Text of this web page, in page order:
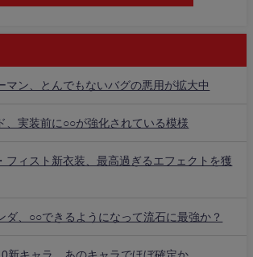
マン、とんでもないバグの悪用が拡大中
、実装前に○○が強化されている模様
フィスト新衣装、最高過ぎるエフェクトを獲
ダ、○○できるようになって流石に最強か？
新キャラ、あのキャラでほぼ確定か